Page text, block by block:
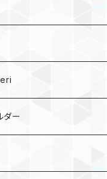
ー
ダー